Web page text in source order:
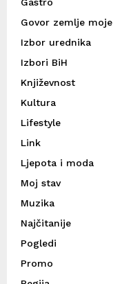
Govor zemlje moje
Izbor urednika
Izbori BiH
Književnost
Kultura
Lifestyle
Link
Ljepota i moda
Moj stav
Muzika
Najčitanije
Pogledi
Promo